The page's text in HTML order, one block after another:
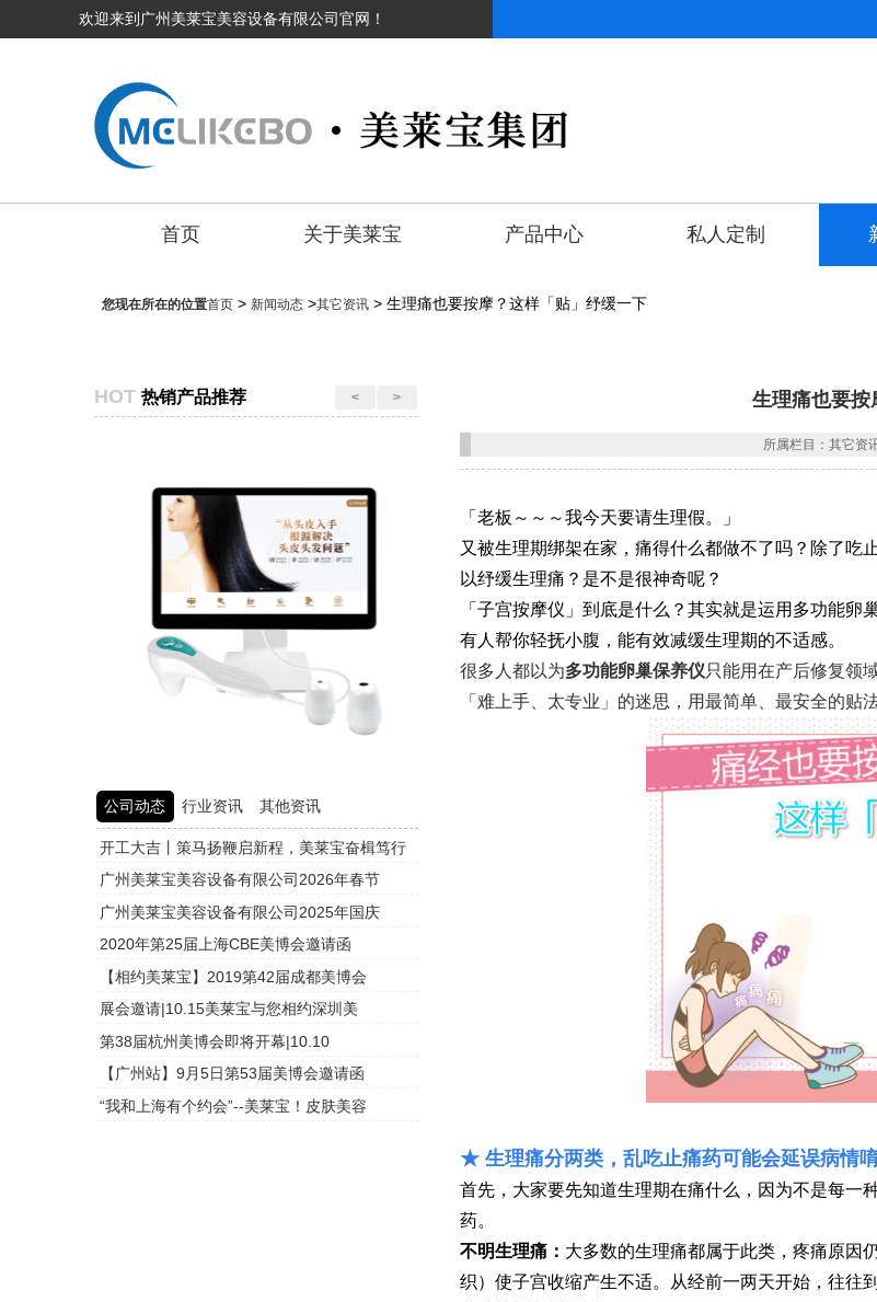
欢迎来到广州美莱宝美容设备有限公司官网！
首页 关于美莱宝 产品中心 私人定制
您现在所在的位置首页> 新闻动态>其它资讯> 生理痛也要按摩？这样「贴」纾缓一下
HOT 热销产品推荐 < >
公司动态 行业资讯 其他资讯
开工大吉丨策马扬鞭启新程，美莱宝奋楫笃行
广州美莱宝美容设备有限公司2026年春节
广州美莱宝美容设备有限公司2025年国庆
2020年第25届上海CBE美博会邀请函
【相约美莱宝】2019第42届成都美博会
展会邀请|10.15美莱宝与您相约深圳美
第38届杭州美博会即将开幕|10.10
【广州站】9月5日第53届美博会邀请函
“我和上海有个约会”--美莱宝！皮肤美容
头皮检测仪厂家的市场竞争与战略分析
头皮检测仪厂家的产品认证与标准合规性
头皮检测仪厂家的专业团队与研发实力
头皮检测仪厂家的全球市场策略与扩展计划
头皮检测仪厂家如何满足个性化需求？
头皮检测仪厂家的技术创新与发展趋势
头皮检测仪厂家的客户服务与售后支持体系
头皮检测仪厂家在美容行业中的影响力和地位
头皮检测仪厂家的生产工艺与质量控制
轻熟女抗衰老护
去橙皮纹、脱毛
盘点出眼纹的成
生理痛也要按摩
用了就回不去的
无须导入美容仪
靠眼霜改善黑眼
生理痛也要按
所属栏目：其它资
「老板～～～我今天要请生理假。」
又被生理期绑架在家，痛得什么都做不了吗？除了吃
以纾缓生理痛？是不是很神奇呢？
「子宫按摩仪」到底是什么？其实就是运用多功能
有人帮你轻抚小腹，能有效减缓生理期的不适感。
很多人都以为多功能卵巢保养仪 只能用在产后修复领
「难上手、太专业」的迷思，用最简单、最安全的贴
★ 生理痛分两类，乱吃止痛药可能会延误病情唷
首先，大家要先知道生理期在痛什么，因为不是每一
药。
不明生理痛： 大多数的生理痛都属于此类，疼痛原因
织）使子宫收缩产生不适。从经前一两天开始，往往